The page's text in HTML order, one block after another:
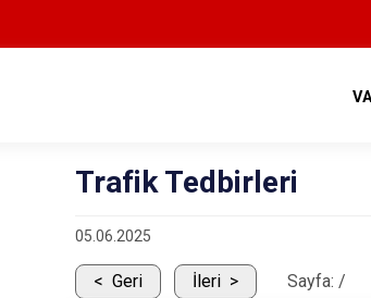
Trafik Tedbirleri
05.06.2025
Geri İleri Sayfa: /